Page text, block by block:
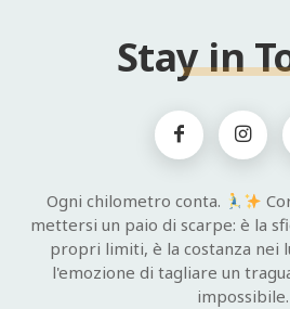
Stay in
Ogni chilometro conta.
mettersi un paio di scarpe: è la
propri limiti, è la costanza nei
l'emozione di tagliare un
impossibile.